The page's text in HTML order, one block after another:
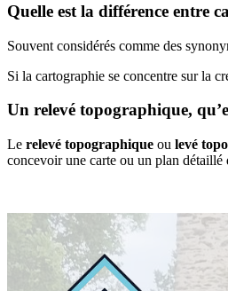
Quelle est la différence entre
Souvent considérés comme des
Si la cartographie se concentre sur la
Un relevé topographique,
Le relevé topographique ou levé
concevoir une carte ou un plan détaillé